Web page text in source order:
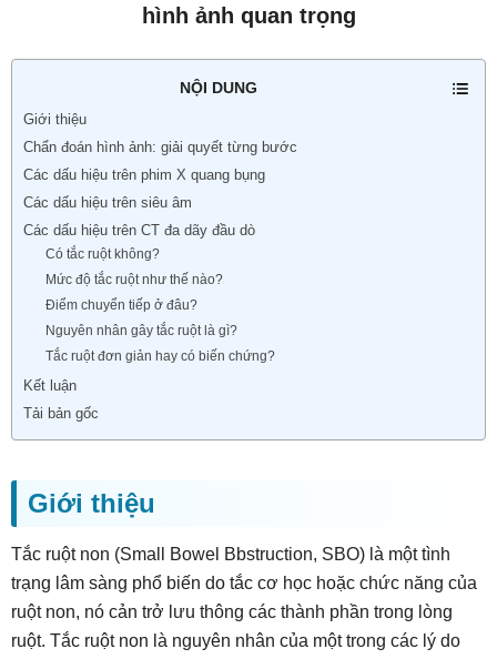
hình ảnh quan trọng
NỘI DUNG
Giới thiệu
Chẩn đoán hình ảnh: giải quyết từng bước
Các dấu hiệu trên phim X quang bụng
Các dấu hiệu trên siêu âm
Các dấu hiệu trên CT đa dãy đầu dò
Có tắc ruột không?
Mức độ tắc ruột như thế nào?
Điểm chuyển tiếp ở đâu?
Nguyên nhân gây tắc ruột là gì?
Tắc ruột đơn giản hay có biến chứng?
Kết luận
Tải bản gốc
Giới thiệu
Tắc ruột non (Small Bowel Bbstruction, SBO) là một tình
trạng lâm sàng phổ biến do tắc cơ học hoặc chức năng của
ruột non, nó cản trở lưu thông các thành phần trong lòng
ruột. Tắc ruột non là nguyên nhân của một trong các lý do